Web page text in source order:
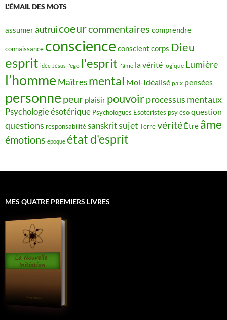
L’ÉMAIL DES MOTS
assumerautruicoeurcommentaires comprendre
connaissance conscience conscient corps Dieu
esprit idée Jésus l'ego l'esprit l'âme la vérité logique Lumière
l’homme Maîtres mental Moi-Idéalisé paix pensées
personne peur plaisir pouvoirprocessus mentaux
Psychologie ésotérique Psychologues Esotéristes psy ésoquestion
questions responsabilitésanskritsujet Terrevérité Être âme
émotions époque état d'esprit
MES QUATRE PREMIERS LIVRES